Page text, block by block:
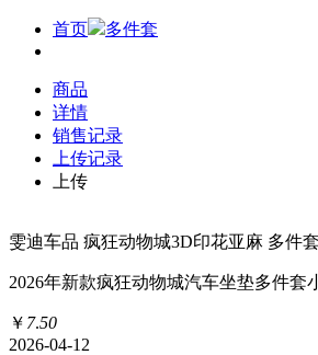
首页 多件套
商品
详情
销售记录
上传记录
上传
雯迪车品 疯狂动物城3D印花亚麻 多件套
2026年新款疯狂动物城汽车坐垫多件套
￥ 7.50
2026-04-12